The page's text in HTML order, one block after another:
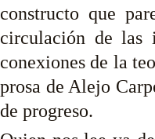
constructo que
circulación de las
conexiones de la
prosa de Alejo
de progreso.